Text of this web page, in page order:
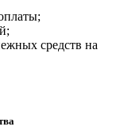
средств на